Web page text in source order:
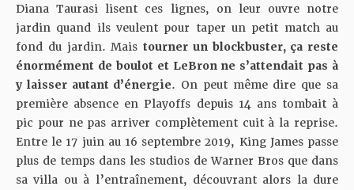
Diana Taurasi lisent ces lignes, on leur ouvre notre
jardin quand ils veulent pour taper un petit match au
fond du jardin. Mais tourner un blockbuster, ça reste
énormément de boulot et LeBron ne s’attendait pas à
y laisser autant d’énergie. On peut même dire que sa
première absence en Playoffs depuis 14 ans tombait à
pic pour ne pas arriver complètement cuit à la reprise.
Entre le 17 juin au 16 septembre 2019, King James passe
plus de temps dans les studios de Warner Bros que dans
sa villa ou à l’entraînement, découvrant alors la dure